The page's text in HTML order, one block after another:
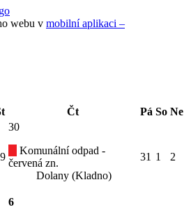
webu v mobilní aplikaci –
Čt Pá So Ne
30
Komunální odpad -
červená zn.
Dolany (Kladno)
31 1 2
6